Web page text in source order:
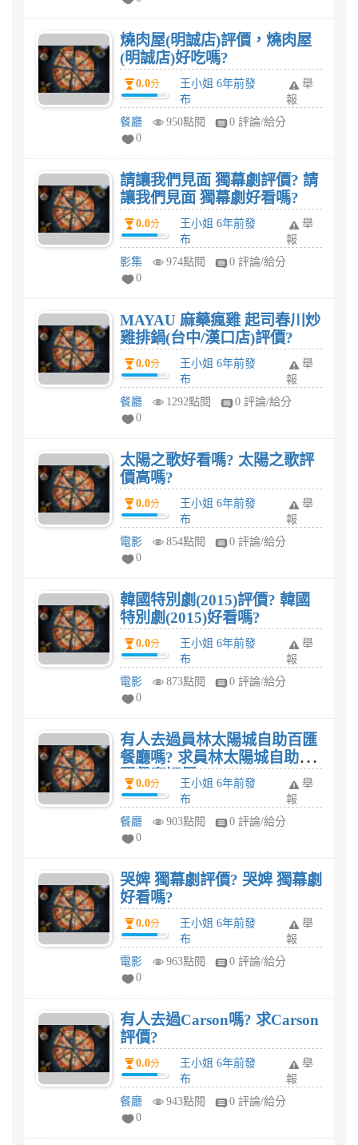
燒肉屋(明誠店)評價，燒肉屋
(明誠店)好吃嗎?
0.0分
王小姐 6年前發
布
舉
報
餐廳
950點閱
0 評論/給分
0
請讓我們見面 獨幕劇評價? 請
讓我們見面 獨幕劇好看嗎?
0.0分
王小姐 6年前發
布
舉
報
影集
974點閱
0 評論/給分
0
MAYAU 麻藥瘋雞 起司春川炒
雞排鍋(台中/漢口店)評價?
0.0分
王小姐 6年前發
布
舉
報
餐廳
1292點閱
0 評論/給分
0
太陽之歌好看嗎? 太陽之歌評
價高嗎?
0.0分
王小姐 6年前發
布
舉
報
電影
854點閱
0 評論/給分
0
韓國特別劇(2015)評價? 韓國
特別劇(2015)好看嗎?
0.0分
王小姐 6年前發
布
舉
報
電影
873點閱
0 評論/給分
0
有人去過員林太陽城自助百匯
餐廳嗎? 求員林太陽城自助百
匯餐廳評價?
0.0分
王小姐 6年前發
布
舉
報
餐廳
903點閱
0 評論/給分
0
哭婢 獨幕劇評價? 哭婢 獨幕劇
好看嗎?
0.0分
王小姐 6年前發
布
舉
報
電影
963點閱
0 評論/給分
0
有人去過Carson嗎? 求Carson
評價?
0.0分
王小姐 6年前發
布
舉
報
餐廳
943點閱
0 評論/給分
0